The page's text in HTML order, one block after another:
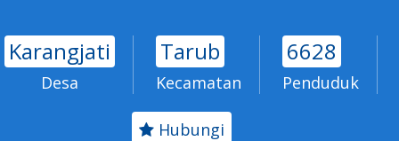
Karangjati
Desa
Tarub
Kecamatan
6628
Penduduk
Hubungi